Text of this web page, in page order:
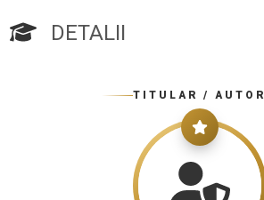
DETALII
TITULAR / AUTOR